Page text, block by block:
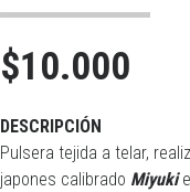
$10.000
DESCRIPCIÓN
Pulsera tejida a telar,
japones calibrado Miyuki